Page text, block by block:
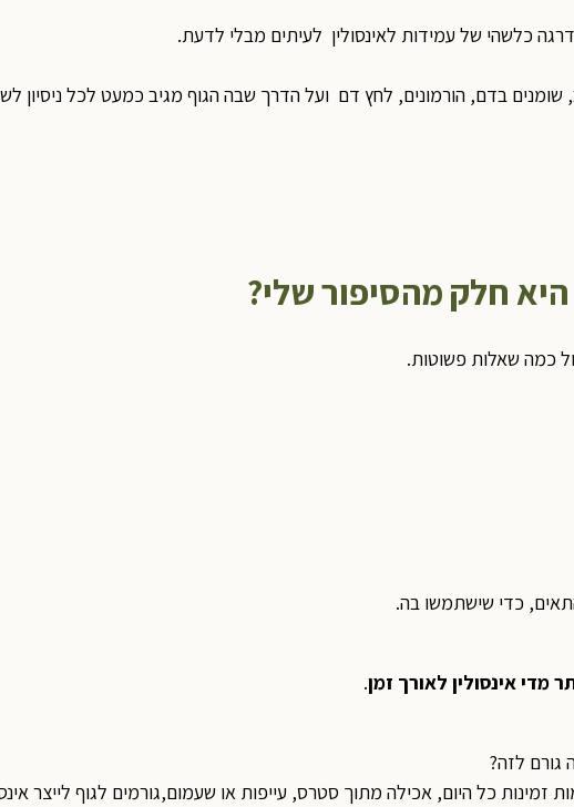
כלשהי של עמידות לאינסולין לעיתים מבלי לדעת.
בדם, הורמונים, לחץ דם ועל הדרך שבה הגוף מגיב כמעט לכל ניסיון
היא חלק מהסיפור שלי?
כמה שאלות פשוטות.
כדי שישתמשו בה.
מדי אינסולין לאורך זמן.
גורם לזה?
זמינות כל היום, אכילה מתוך סטרס, עייפות או שעמום,גורמים לגוף לייצר